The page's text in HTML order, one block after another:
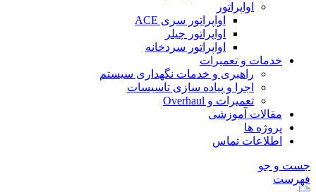
اواپراتور
اواپراتور سری ACE
اواپراتور چیلر
اواپراتور سردخانه
خدمات و تعمیرات
راهبری و خدمات نگهداری سیستم
اجرا و پیاده سازی تاسیسات
تعمیرات و Overhaul
مقالات آموزشی
پروژه ها
اطلاعات تماس
جست و جو
فهرست